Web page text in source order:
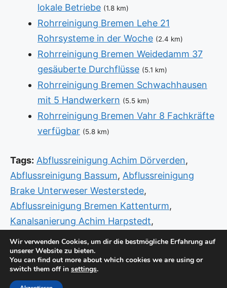
lokale Betriebe (1.8 km)
Rohrreinigung Bremen Lehe 21
Rohrsysteme in der Woche (2.4 km)
Rohrreinigung Bremen Weidedamm 37
gesäuberte Durchflüsse (5.1 km)
Rohrreinigung Bremen Schwachhausen
mit 5 Handwerkern (5.5 km)
Rohrreinigung Bremen Vahr 8 Fachkräfte
verfügbar (5.8 km)
Tags: Abflussreinigung Achim Dörverden,
Abflussreinigung Bassum, Abflussreinigung
Brake Unterweser Westerstede,
Abflussreinigung Bremen Kattenturm,
Kanalsanierung Achim Harpstedt,
Kanalsanierung Bremen Ohlenhof,
Rohrreinigung Achim Dörverden
Bremen Altstadt,Sanitär Syke
Sanitär Syke
Weyhe
Wir verwenden Cookies, um dir die bestmögliche Erfahrung auf
unserer Website zu bieten.
You can find out more about which cookies we are using or
switch them off in settings.